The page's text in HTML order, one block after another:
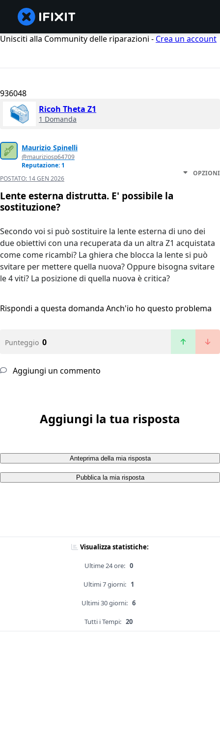
Unisciti alla Community delle riparazioni - Crea un account
936048
Ricoh Theta Z1
1 Domanda
Maurizio Spinelli
@mauriziosp64709
Reputazione: 1
POSTATO: 14 GEN 2026
OPZIONI
Lente esterna distrutta. E' possibile la
sostituzione?
Secondo voi si può sostituire la lente esterna di uno dei
due obiettivi con una recuperata da un altra Z1 acquistata
come come ricambi? La ghiera che blocca la lente si può
svitare per mettere quella nuova? Oppure bisogna svitare
le 4 viti? La posizione di quella nuova è critica?
Rispondi a questa domanda Anch'io ho questo problema
Punteggio 0
Aggiungi un commento
Aggiungi la tua risposta
Anteprima della mia risposta
Pubblica la mia risposta
Visualizza statistiche:
Ultime 24 ore: 0
Ultimi 7 giorni: 1
Ultimi 30 giorni: 6
Tutti i Tempi: 20